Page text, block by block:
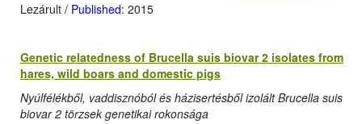
Lezárult / Published: 2015
Genetic relatedness of Brucella suis biovar 2 isolates from
hares, wild boars and domestic pigs
Nyúlfélékből, vaddisznóból és házisertésből izolált Brucella suis
biovar 2 törzsek genetikai rokonsága